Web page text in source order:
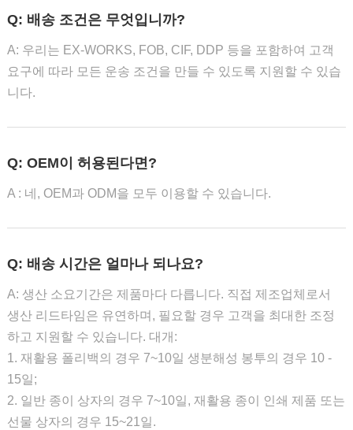
Q: 배송 조건은 무엇입니까?
A: 우리는 EX-WORKS, FOB, CIF, DDP 등을 포함하여 고객
요구에 따라 모든 운송 조건을 만들 수 있도록 지원할 수 있습
니다.
Q: OEM이 허용된다면?
A : 네, OEM과 ODM을 모두 이용할 수 있습니다.
Q: 배송 시간은 얼마나 되나요?
A: 생산 소요기간은 제품마다 다릅니다. 직접 제조업체로서
생산 리드타임은 유연하며, 필요할 경우 고객을 최대한 조정
하고 지원할 수 있습니다. 대개:
1. 재활용 폴리백의 경우 7~10일 생분해성 봉투의 경우 10 -
15일;
2. 일반 종이 상자의 경우 7~10일, 재활용 종이 인쇄 제품 또는
선물 상자의 경우 15~21일.